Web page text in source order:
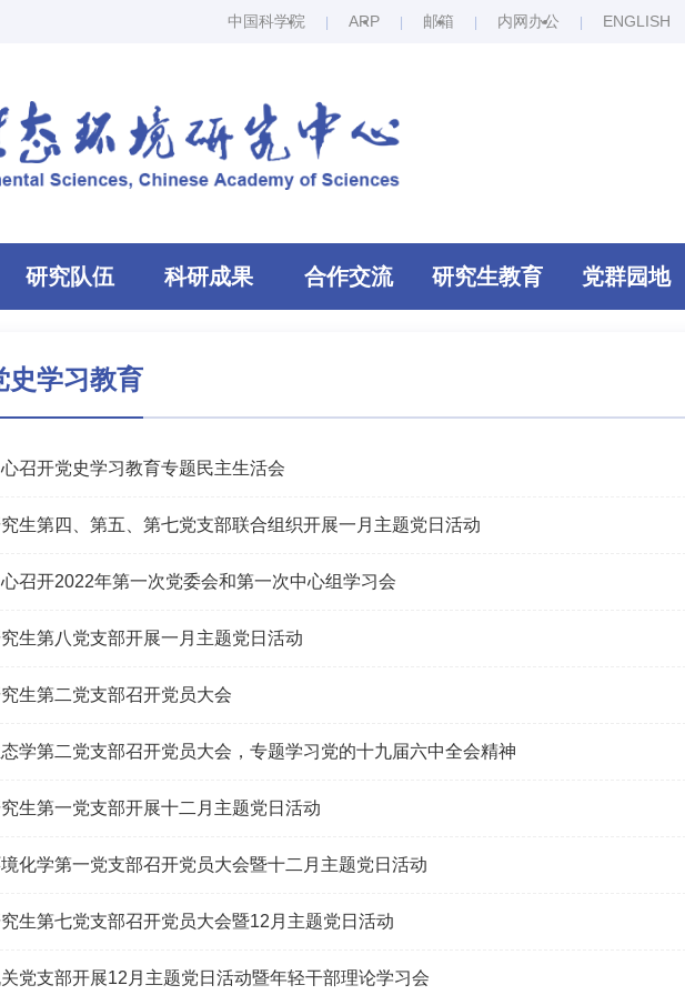
中国科学院 ARP 邮箱 内网办公 ENGLISH
研究队伍 科研成果 合作交流 研究生教育 党群园地
史学习教育
召开党史学习教育专题民主生活会
生第四、第五、第七党支部联合组织开展一月主题党日活动
召开2022年第一次党委会和第一次中心组学习会
生第八党支部开展一月主题党日活动
生第二党支部召开党员大会
学第二党支部召开党员大会，专题学习党的十九届六中全会精神
生第一党支部开展十二月主题党日活动
化学第一党支部召开党员大会暨十二月主题党日活动
生第七党支部召开党员大会暨12月主题党日活动
党支部开展12月主题党日活动暨年轻干部理论学习会